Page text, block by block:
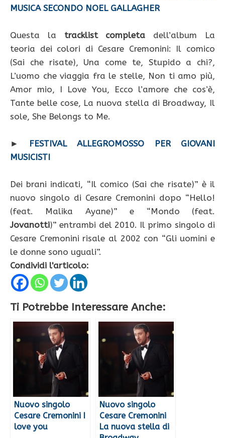
MUSICA SECONDO NOEL GALLAGHER
Questa la tracklist completa dell’album La
teoria dei colori di Cesare Cremonini: Il comico
(Sai che risate), Una come te, Stupido a chi?,
L’uomo che viaggia fra le stelle, Non ti amo più,
Amor mio, I Love You, Ecco l’amore che cos’è,
Tante belle cose, La nuova stella di Broadway, Il
sole, She Belongs to Me.
►
FESTIVAL ALLEGROMOSSO PER GIOVANI
MUSICISTI
Dei brani indicati, “Il comico (Sai che risate)” è il
nuovo singolo di Cesare Cremonini dopo “Hello!
(feat. Malika Ayane)” e “Mondo (feat.
Jovanotti)” entrambi del 2010. Il primo singolo di
Cesare Cremonini risale al 2002 con “Gli uomini e
le donne sono uguali”.
Condividi l'articolo:
Ti Potrebbe Interessare Anche:
Nuovo singolo
Cesare Cremonini I
love you
Nuovo singolo
Cesare Cremonini
La nuova stella di